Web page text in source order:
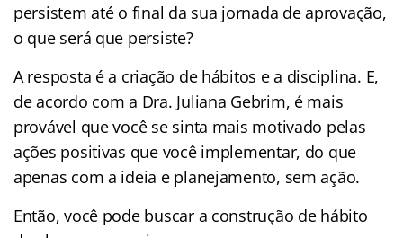
persistem até o final da sua jornada de aprovação,
o que será que persiste?
A resposta é a criação de hábitos e a disciplina. E,
de acordo com a Dra. Juliana Gebrim, é mais
provável que você se sinta mais motivado pelas
ações positivas que você implementar, do que
apenas com a ideia e planejamento, sem ação.
Então, você pode buscar a construção de hábito